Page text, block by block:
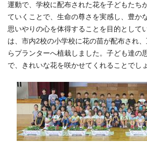
運動で、学校に配布された花を子どもたち
ていくことで、生命の尊さを実感し、豊か
思いやりの心を体得することを目的として
は、市内2校の小学校に花の苗が配布され
らプランターへ植栽しました。子ども達の
で、きれいな花を咲かせてくれることでしょ